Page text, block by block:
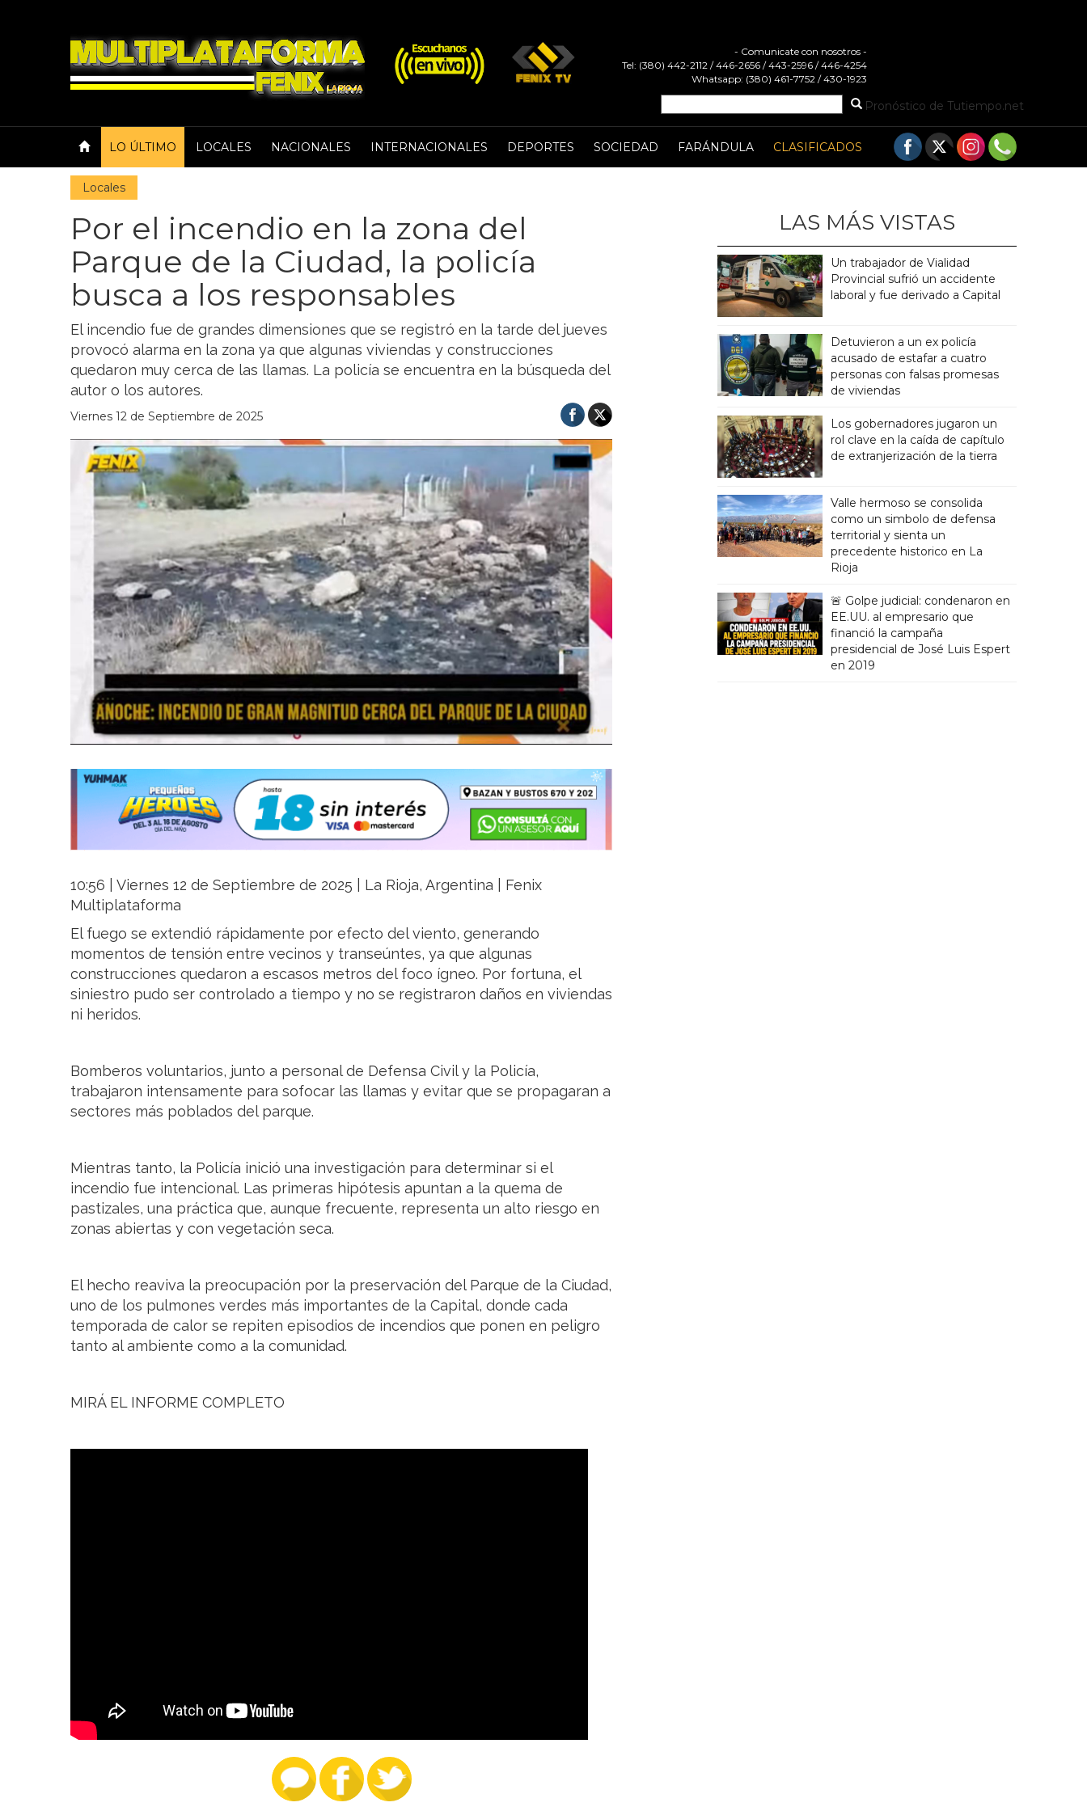
- Comunicate con nosotros -
Tel: (380) 442-2112 / 446-2656 / 443-2596 / 446-4254
Whatsapp: (380) 461-7752 / 430-1923
Pronóstico de Tutiempo.net
LO ÚLTIMO LOCALES NACIONALES INTERNACIONALES DEPORTES SOCIEDAD FARÁNDULA CLASIFICADOS
Locales
Por el incendio en la zona del
Parque de la Ciudad, la policía
busca a los responsables
El incendio fue de grandes dimensiones que se registró en la tarde del jueves
provocó alarma en la zona ya que algunas viviendas y construcciones
quedaron muy cerca de las llamas. La policía se encuentra en la búsqueda del
autor o los autores.
Viernes 12 de Septiembre de 2025
10:56 | Viernes 12 de Septiembre de 2025 | La Rioja, Argentina | Fenix
Multiplataforma
El fuego se extendió rápidamente por efecto del viento, generando
momentos de tensión entre vecinos y transeúntes, ya que algunas
construcciones quedaron a escasos metros del foco ígneo. Por fortuna, el
siniestro pudo ser controlado a tiempo y no se registraron daños en viviendas
ni heridos.
Bomberos voluntarios, junto a personal de Defensa Civil y la Policía,
trabajaron intensamente para sofocar las llamas y evitar que se propagaran a
sectores más poblados del parque.
Mientras tanto, la Policía inició una investigación para determinar si el
incendio fue intencional. Las primeras hipótesis apuntan a la quema de
pastizales, una práctica que, aunque frecuente, representa un alto riesgo en
zonas abiertas y con vegetación seca.
El hecho reaviva la preocupación por la preservación del Parque de la Ciudad,
uno de los pulmones verdes más importantes de la Capital, donde cada
temporada de calor se repiten episodios de incendios que ponen en peligro
tanto al ambiente como a la comunidad.
MIRÁ EL INFORME COMPLETO
LAS MÁS VISTAS
Un trabajador de Vialidad
Provincial sufrió un accidente
laboral y fue derivado a Capital
Detuvieron a un ex policía
acusado de estafar a cuatro
personas con falsas promesas
de viviendas
Los gobernadores jugaron un
rol clave en la caída de capítulo
de extranjerización de la tierra
Valle hermoso se consolida
como un simbolo de defensa
territorial y sienta un
precedente historico en La
Rioja
🚨 Golpe judicial: condenaron en
EE.UU. al empresario que
financió la campaña
presidencial de José Luis Espert
en 2019